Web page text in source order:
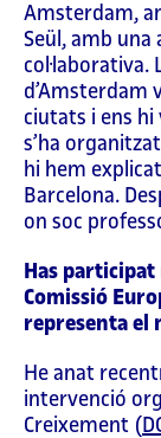
Amsterdam,
Seül, amb
col·laborativa.
d’Amsterdam
ciutats i ens
s’ha
hi hem
Barcelona.
on soc
Has
Comissió
representa el
He anat
intervenció
Creixement (